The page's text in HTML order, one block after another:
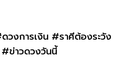
งการเงิน #ราศีต้องระวัง
ข่าวดวงวันนี้